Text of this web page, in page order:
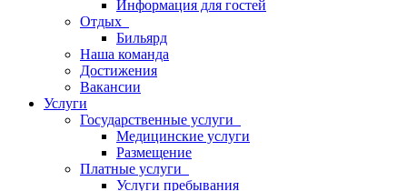
Информация для гостей
Отдых
Бильярд
Наша команда
Достижения
Вакансии
Услуги
Государственные услуги
Медицинские услуги
Размещение
Платные услуги
Услуги пребывания